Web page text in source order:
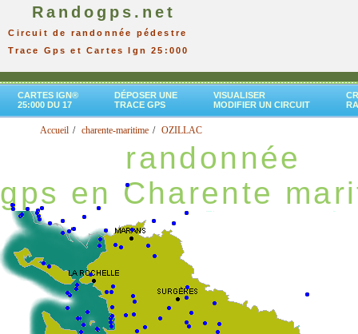
Randogps.net
Circuit de randonnée pédestre
Trace Gps et Cartes Ign 25:000
CARTES IGN®
25:000 DU 17
DÉPOSER UNE
TRACE GPS
VISUALISER
MODIFIER UN CIRCUIT
Accueil charente-maritime OZILLAC
randonnée
gps en Charente